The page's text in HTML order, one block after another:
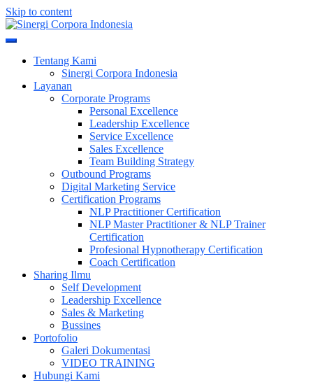
Skip to content
Sinergi Corpora Indonesia
Tentang Kami
Sinergi Corpora Indonesia
Layanan
Corporate Programs
Personal Excellence
Leadership Excellence
Service Excellence
Sales Excellence
Team Building Strategy
Outbound Programs
Digital Marketing Service
Certification Programs
NLP Practitioner Certification
NLP Master Practitioner & NLP Trainer
Certification
Profesional Hypnotherapy Certification
Coach Certification
Sharing Ilmu
Self Development
Leadership Excellence
Sales & Marketing
Bussines
Portofolio
Galeri Dokumentasi
VIDEO TRAINING
Hubungi Kami